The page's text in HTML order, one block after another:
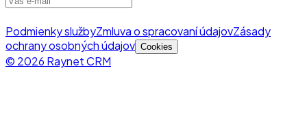
Podmienky službyZmluva o spracovaní údajovZásady
ochrany osobných údajov Cookies
© 2026 Raynet CRM